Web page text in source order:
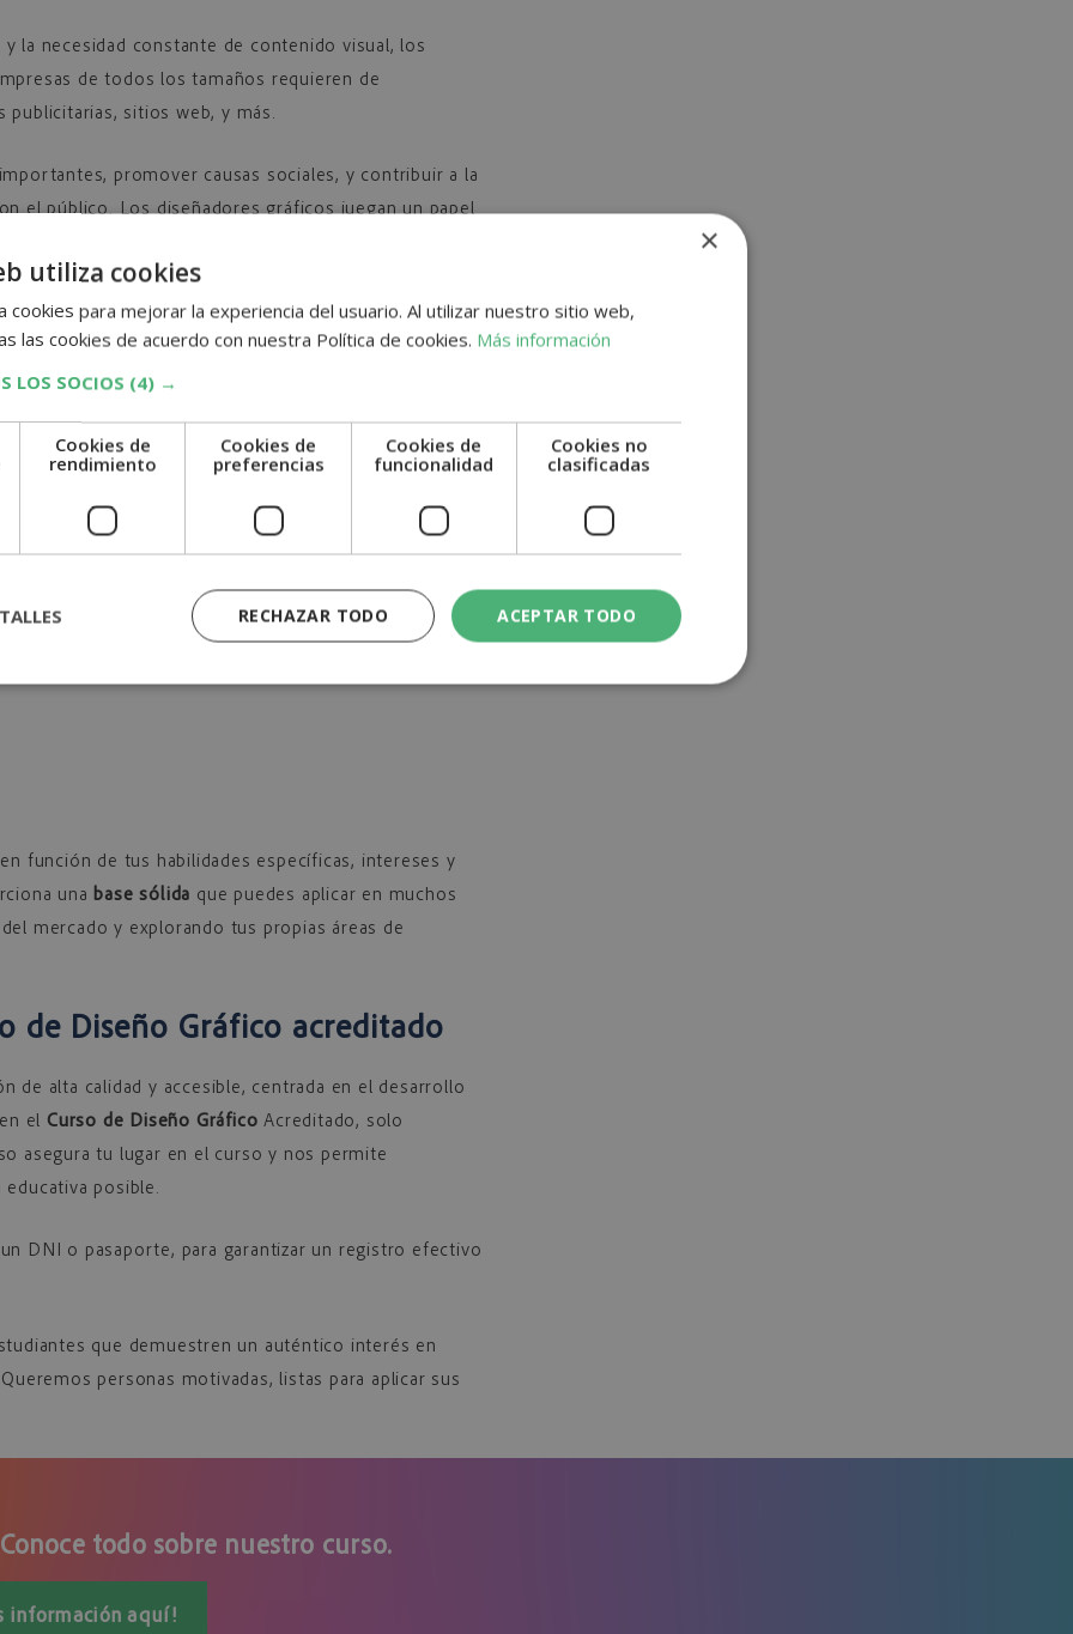
la necesidad constante de contenido visual, los
de todos los tamaños requieren de
publicitarias, sitios web, y más.
promover causas sociales, y contribuir a la
el público. Los diseñadores gráficos juegan un papel
de ideas
Diseño Gráfico
oportunidades profesionales
para quienes estudian diseño gráfico:
función de tus habilidades específicas, intereses y
una base sólida que puedes aplicar en muchos
mercado y explorando tus propias áreas de
de Diseño Gráfico acreditado
de alta calidad y accesible, centrada en el desarrollo
el Curso de Diseño Gráfico Acreditado, solo
asegura tu lugar en el curso y nos permite
posible.
DNI o pasaporte, para garantizar un registro efectivo
que demuestren un auténtico interés en
personas motivadas, listas para aplicar sus
todo sobre nuestro curso.
información aquí!
×
utiliza cookies
cookies para mejorar la experiencia del usuario. Al utilizar nuestro sitio web,
las cookies de acuerdo con nuestra Política de cookies. Más información
LOS SOCIOS (4) →
Cookies de
rendimiento
Cookies de
preferencias
Cookies de
funcionalidad
Cookies no
clasificadas
ACEPTAR TODO
RECHAZAR TODO